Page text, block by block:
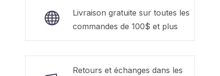
Livraison gratuite sur toutes les
commandes de 100$ et plus
Retours et échanges dans les